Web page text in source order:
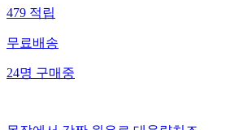
479적립
무료배송
24명구매중